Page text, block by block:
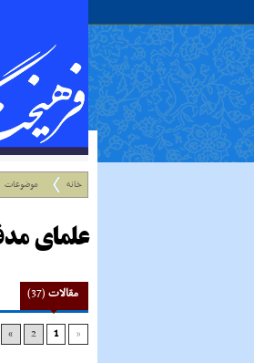
خانه موضوعات
علمای
مقالات(37)
«
1
2
»